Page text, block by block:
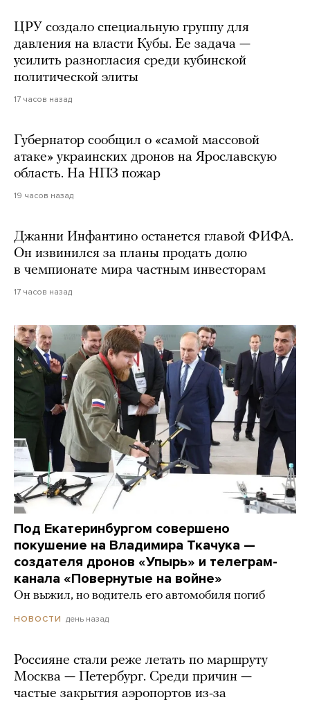
ЦРУ создало специальную группу для
давления на власти Кубы. Ее задача —
усилить разногласия среди кубинской
политической элиты
17 часов назад
Губернатор сообщил о «самой массовой
атаке» украинских дронов на Ярославскую
область. На НПЗ пожар
19 часов назад
Джанни Инфантино останется главой ФИФА.
Он извинился за планы продать долю
в чемпионате мира частным инвесторам
17 часов назад
Под Екатеринбургом совершено
покушение на Владимира Ткачука —
создателя дронов «Упырь» и телеграм-
канала «Повернутые на войне»
Он выжил, но водитель его автомобиля погиб
НОВОСТИ день назад
Россияне стали реже летать по маршруту
Москва — Петербург. Среди причин —
частые закрытия аэропортов из-за